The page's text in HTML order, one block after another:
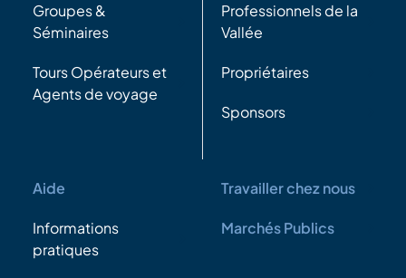
Groupes &
Séminaires
Tours Opérateurs et
Agents de voyage
Professionnels de la
Vallée
Propriétaires
Sponsors
Aide
Informations
pratiques
Travailler chez nous
Marchés Publics